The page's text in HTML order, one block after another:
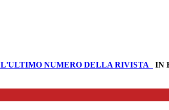
L'ULTIMO NUMERO DELLA RIVISTA IN